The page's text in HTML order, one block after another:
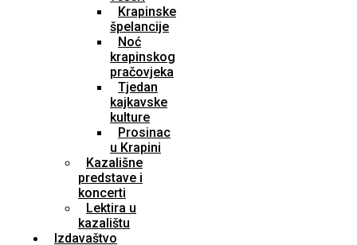
Krapinske
špelancije
Noć
krapinskog
pračovjeka
Tjedan
kajkavske
kulture
Prosinac
u Krapini
Kazališne
predstave i
koncerti
Lektira u
kazalištu
Izdavaštvo